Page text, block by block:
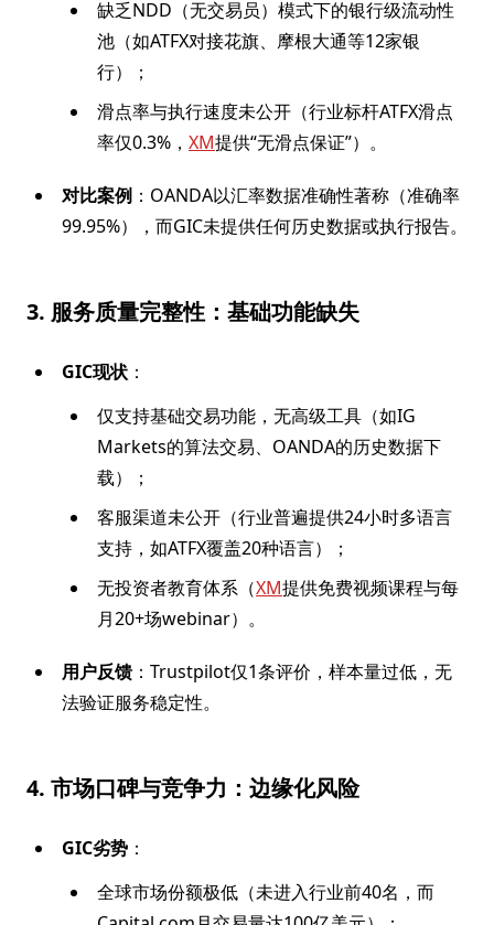
缺乏NDD（无交易员）模式下的银行级流动性
池（如ATFX对接花旗、摩根大通等12家银
行）；
滑点率与执行速度未公开（行业标杆ATFX滑点
率仅0.3%， XM提供“无滑点保证”）。
对比案例 ：OANDA以汇率数据准确性著称（准确率
99.95%），而GIC未提供任何历史数据或执行报告。
3. 服务质量完整性：基础功能缺失
GIC现状 ：
仅支持基础交易功能，无高级工具（如IG
Markets的算法交易、OANDA的历史数据下
载）；
客服渠道未公开（行业普遍提供24小时多语言
支持，如ATFX覆盖20种语言）；
无投资者教育体系（XM提供免费视频课程与每
月20+场webinar）。
用户反馈 ：Trustpilot仅1条评价，样本量过低，无
法验证服务稳定性。
4. 市场口碑与竞争力：边缘化风险
GIC劣势 ：
全球市场份额极低（未进入行业前40名，而